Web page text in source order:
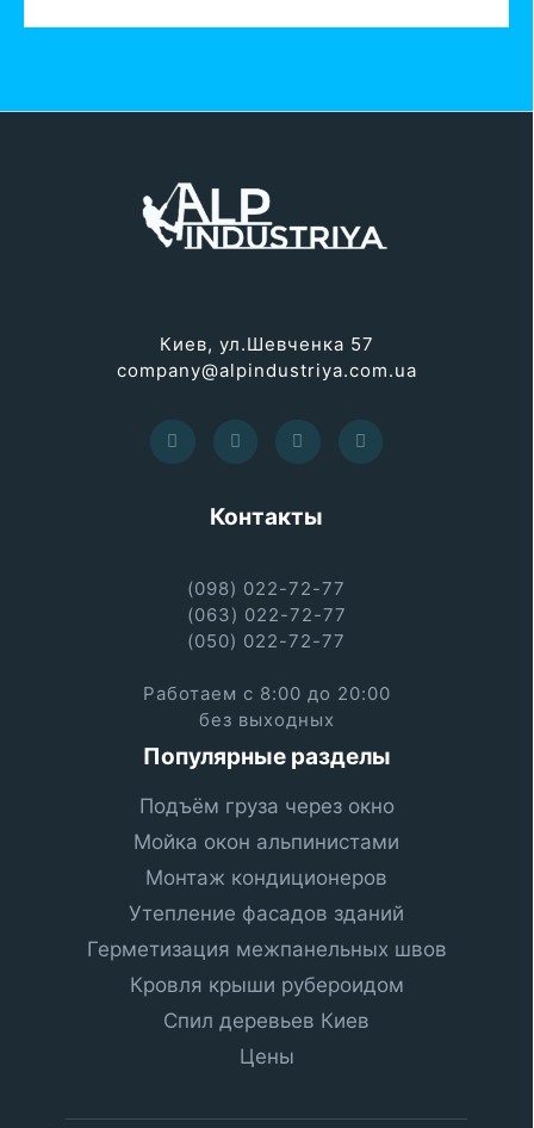
Киев, ул.Шевченка 57
company@alpindustriya.com.ua
Контакты
(098) 022-72-77
(063) 022-72-77
(050) 022-72-77
Работаем с 8:00 до 20:00
без выходных
Популярные разделы
Подъём груза через окно
Мойка окон альпинистами
Монтаж кондиционеров
Утепление фасадов зданий
Герметизация межпанельных швов
Кровля крыши рубероидом
Спил деревьев Киев
Цены